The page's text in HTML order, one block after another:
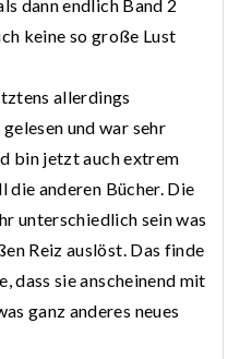
dann endlich Band 2
keine so große Lust
allerdings
gelesen und war sehr
bin jetzt auch extrem
die anderen Bücher. Die
unterschiedlich sein was
Reiz auslöst. Das finde
dass sie anscheinend mit
ganz anderes neues